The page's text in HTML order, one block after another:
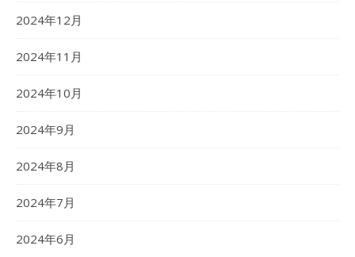
2024年12月
2024年11月
2024年10月
2024年9月
2024年8月
2024年7月
2024年6月